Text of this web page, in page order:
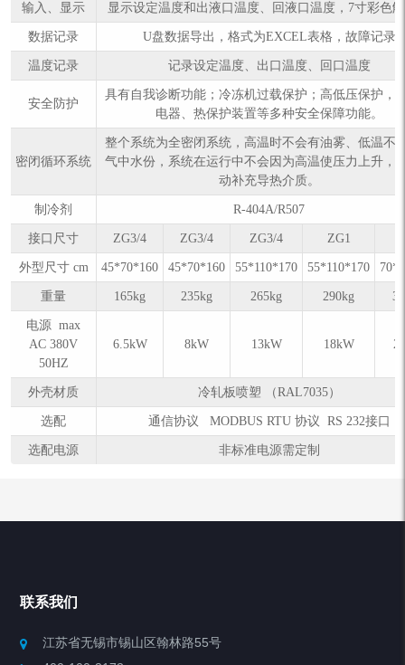
输入、显示 显示设定温度和出液口温度、回液口温度，7寸彩色
数据记录 U盘数据导出，格式为EXCEL表格，故障记录
温度记录 记录设定温度、出口温度、回口温度
安全防护
具有自我诊断功能；冷冻机过载保护；高低压保护，
电器、热保护装置等多种安全保障功能。
密闭循环系统
整个系统为全密闭系统，高温时不会有油雾、低温不
气中水份，系统在运行中不会因为高温使压力上升，
动补充导热介质。
制冷剂 R-404A/R507
接口尺寸 ZG3/4 ZG3/4 ZG3/4 ZG1
外型尺寸 cm 45*70*160 45*70*160 55*110*170 55*110*170
重量 165kg 235kg 265kg 290kg
电源 max
AC 380V
50HZ
6.5kW 8kW 13kW 18kW
外壳材质 冷轧板喷塑 （RAL7035）
选配 通信协议 MODBUS RTU 协议 RS 232接口
选配电源 非标准电源需定制
联系我们
江苏省无锡市锡山区翰林路55号